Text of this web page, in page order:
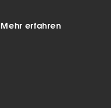
Mehr erfahren